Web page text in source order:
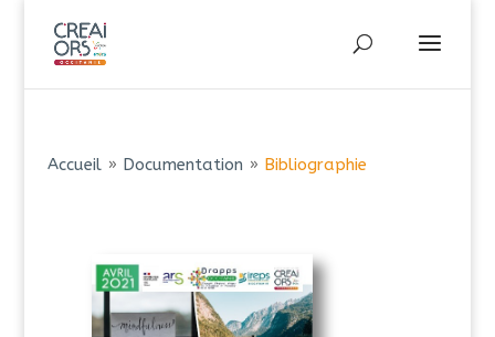
Accueil» Documentation » Bibliographie